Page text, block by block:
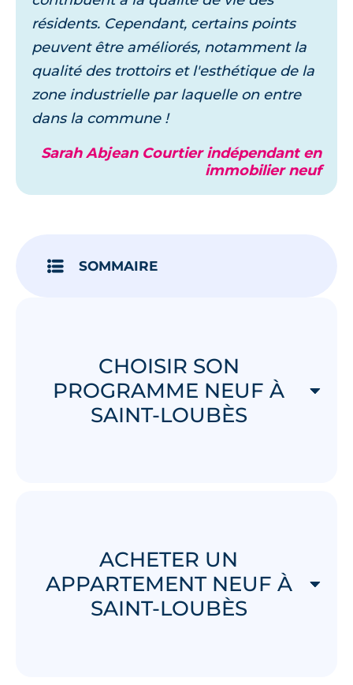
résidents. Cependant, certains points
peuvent être améliorés, notamment la
qualité des trottoirs et l'esthétique de la
zone industrielle par laquelle on entre
dans la commune !
Sarah Abjean Courtier indépendant en
immobilier neuf
SOMMAIRE
CHOISIR SON
PROGRAMME NEUF À
SAINT-LOUBÈS
ACHETER UN
APPARTEMENT NEUF À
SAINT-LOUBÈS